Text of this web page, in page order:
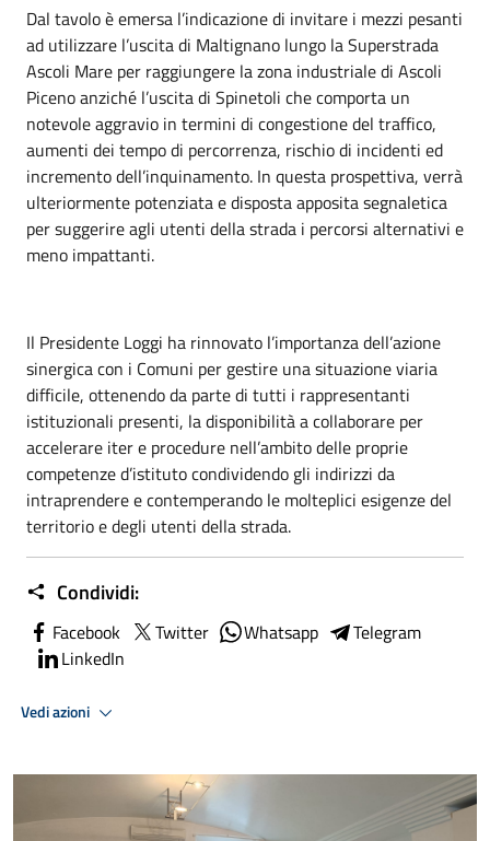
Dal tavolo è emersa l’indicazione di invitare i mezzi pesanti
ad utilizzare l’uscita di Maltignano lungo la Superstrada
Ascoli Mare per raggiungere la zona industriale di Ascoli
Piceno anziché l’uscita di Spinetoli che comporta un
notevole aggravio in termini di congestione del traffico,
aumenti dei tempo di percorrenza, rischio di incidenti ed
incremento dell’inquinamento. In questa prospettiva, verrà
ulteriormente potenziata e disposta apposita segnaletica
per suggerire agli utenti della strada i percorsi alternativi e
meno impattanti.
Il Presidente Loggi ha rinnovato l’importanza dell’azione
sinergica con i Comuni per gestire una situazione viaria
difficile, ottenendo da parte di tutti i rappresentanti
istituzionali presenti, la disponibilità a collaborare per
accelerare iter e procedure nell’ambito delle proprie
competenze d’istituto condividendo gli indirizzi da
intraprendere e contemperando le molteplici esigenze del
territorio e degli utenti della strada.
Condividi:
Facebook Twitter Whatsapp
Telegram
LinkedIn
Vedi azioni